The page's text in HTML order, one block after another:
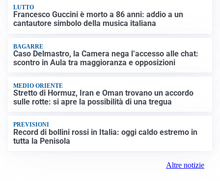
LUTTO
Francesco Guccini è morto a 86 anni: addio a un
cantautore simbolo della musica italiana
BAGARRE
Caso Delmastro, la Camera nega l’accesso alle chat:
scontro in Aula tra maggioranza e opposizioni
MEDIO ORIENTE
Stretto di Hormuz, Iran e Oman trovano un accordo
sulle rotte: si apre la possibilità di una tregua
PREVISIONI
Record di bollini rossi in Italia: oggi caldo estremo in
tutta la Penisola
Altre notizie